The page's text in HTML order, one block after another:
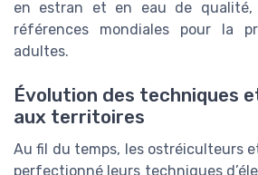
en estran et en eau de qualité,
références mondiales pour la
adultes.
Évolution des techniques
aux territoires
Au fil du temps, les ostréiculteurs
perfectionné leurs techniques